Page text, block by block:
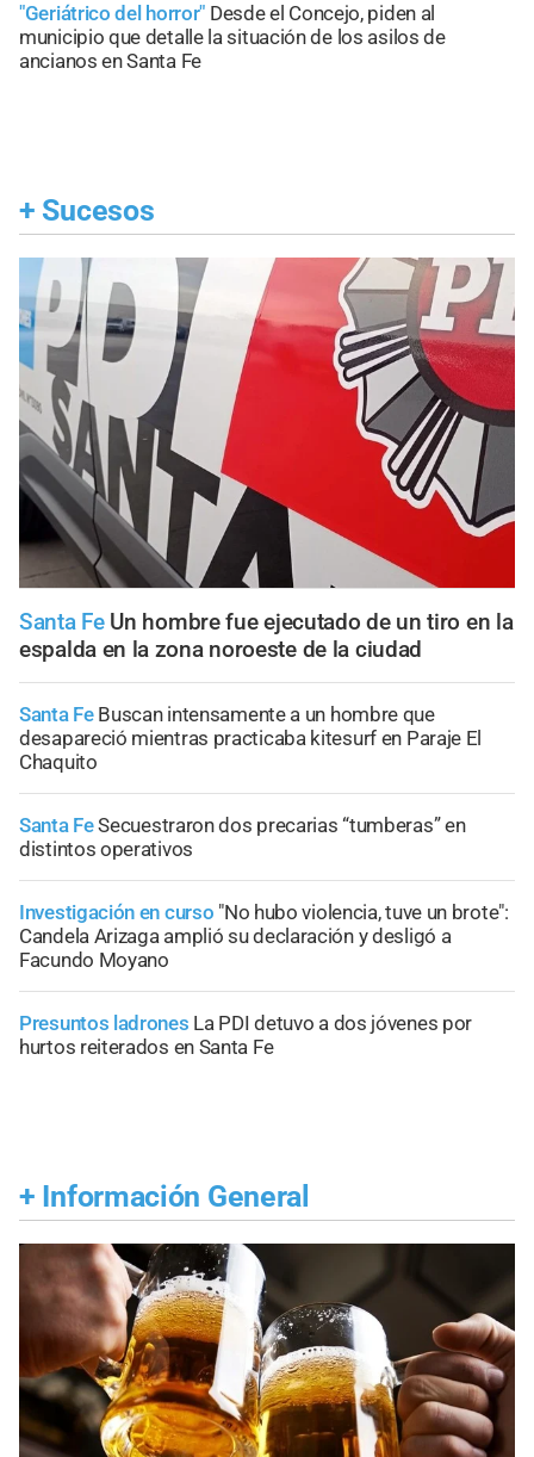
"Geriátrico del horror" Desde el Concejo, piden al
municipio que detalle la situación de los asilos de
ancianos en Santa Fe
+ Sucesos
Santa Fe Un hombre fue ejecutado de un tiro en la
espalda en la zona noroeste de la ciudad
Santa Fe Buscan intensamente a un hombre que
desapareció mientras practicaba kitesurf en Paraje El
Chaquito
Santa FeSecuestraron dos precarias “tumberas” en
distintos operativos
Investigación en curso "No hubo violencia, tuve un brote":
Candela Arizaga amplió su declaración y desligó a
Facundo Moyano
Presuntos ladrones La PDI detuvo a dos jóvenes por
hurtos reiterados en Santa Fe
+ Información General